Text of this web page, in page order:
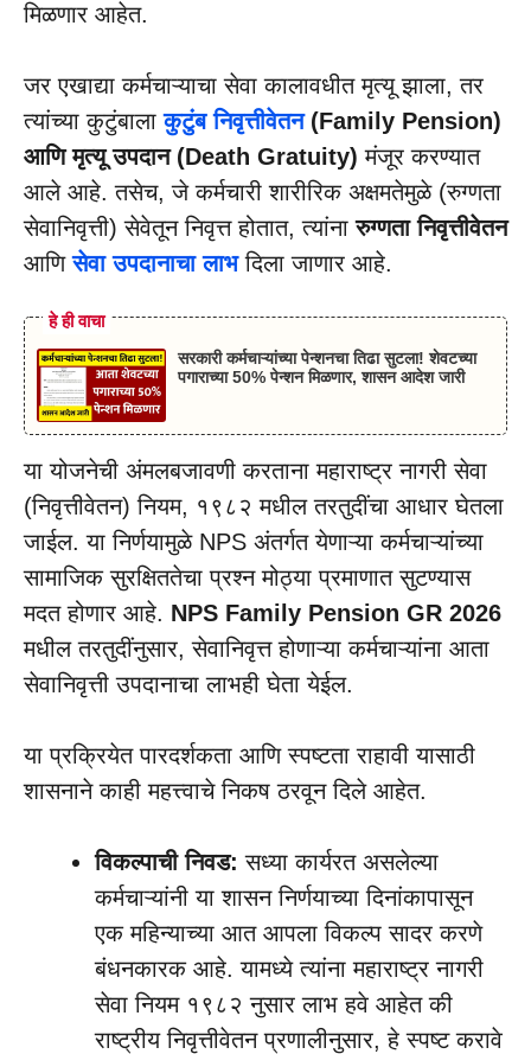
मिळणार आहेत.
जर एखाद्या कर्मचाऱ्याचा सेवा कालावधीत मृत्यू झाला, तर
त्यांच्या कुटुंबालाकुटुंब निवृत्तीवेतन(Family Pension)
आणि मृत्यू उपदान (Death Gratuity)मंजूर करण्यात
आले आहे. तसेच, जे कर्मचारी शारीरिक अक्षमतेमुळे (रुग्णता
सेवानिवृत्ती) सेवेतून निवृत्त होतात, त्यांनारुग्णता निवृत्तीवेतन
आणिसेवा उपदानाचा लाभदिला जाणार आहे.
हे ही वाचा
सरकारी कर्मचाऱ्यांच्या पेन्शनचा तिढा सुटला! शेवटच्या
पगाराच्या 50% पेन्शन मिळणार, शासन आदेश जारी
या योजनेची अंमलबजावणी करताना महाराष्ट्र नागरी सेवा
(निवृत्तीवेतन) नियम, १९८२ मधील तरतुदींचा आधार घेतला
जाईल. या निर्णयामुळे NPS अंतर्गत येणाऱ्या कर्मचाऱ्यांच्या
सामाजिक सुरक्षिततेचा प्रश्न मोठ्या प्रमाणात सुटण्यास
मदत होणार आहे. NPS Family Pension GR 2026
मधील तरतुदींनुसार, सेवानिवृत्त होणाऱ्या कर्मचाऱ्यांना आता
सेवानिवृत्ती उपदानाचा लाभही घेता येईल.
या प्रक्रियेत पारदर्शकता आणि स्पष्टता राहावी यासाठी
शासनाने काही महत्त्वाचे निकष ठरवून दिले आहेत.
विकल्पाची निवड: सध्या कार्यरत असलेल्या
कर्मचाऱ्यांनी या शासन निर्णयाच्या दिनांकापासून
एक महिन्याच्या आत आपला विकल्प सादर करणे
बंधनकारक आहे. यामध्ये त्यांना महाराष्ट्र नागरी
सेवा नियम १९८२ नुसार लाभ हवे आहेत की
राष्ट्रीय निवृत्तीवेतन प्रणालीनुसार, हे स्पष्ट करावे